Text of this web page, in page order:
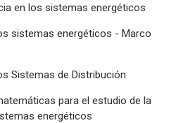
en los sistemas energéticos
sistemas energéticos - Marco
Sistemas de Distribución
para el estudio de la
energéticos